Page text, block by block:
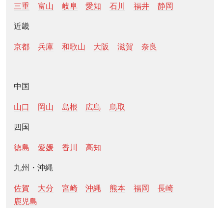
三重 富山 岐阜 愛知 石川 福井 静岡
近畿
京都 兵庫 和歌山 大阪 滋賀 奈良
中国
山口 岡山 島根 広島 鳥取
四国
徳島 愛媛 香川 高知
九州・沖縄
佐賀 大分 宮崎 沖縄 熊本 福岡
長崎
鹿児島